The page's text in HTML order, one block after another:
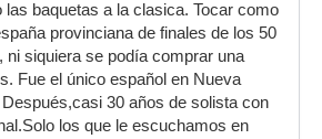
las baquetas a la clasica. Tocar como
provinciana de finales de los 50
ni siquiera se podía comprar una
Fue el único español en Nueva
30 años de solista con
los que le escuchamos en